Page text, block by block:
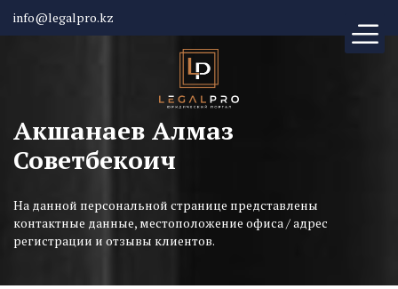
info@legalpro.kz
Акшанаев Алмаз
Советбекоич
На данной персональной странице представлены
контактные данные, местоположение офиса / адрес
регистрации и отзывы клиентов.